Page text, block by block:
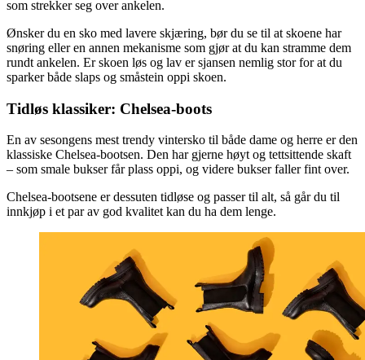
som strekker seg over ankelen.
Ønsker du en sko med lavere skjæring, bør du se til at skoene har
snøring eller en annen mekanisme som gjør at du kan stramme dem
rundt ankelen. Er skoen løs og lav er sjansen nemlig stor for at du
sparker både slaps og småstein oppi skoen.
Tidløs klassiker: Chelsea-boots
En av sesongens mest trendy vintersko til både dame og herre er den
klassiske Chelsea-bootsen. Den har gjerne høyt og tettsittende skaft
– som smale bukser får plass oppi, og videre bukser faller fint over.
Chelsea-bootsene er dessuten tidløse og passer til alt, så går du til
innkjøp i et par av god kvalitet kan du ha dem lenge.